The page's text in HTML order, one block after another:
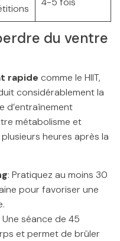
du ventre
rapide comme le HIIT,
considérablement la
d’entraînement
métabolisme et
heures après la
: Pratiquez au moins 30
pour favoriser une
Une séance de 45
et permet de brûler